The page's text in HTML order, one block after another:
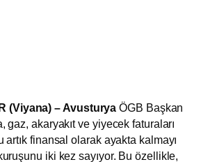
(Viyana) – AvusturyaÖGB Başkan
gaz, akaryakıt ve yiyecek faturaları
artık finansal olarak ayakta kalmayı
iki kez sayıyor. Bu özellikle,